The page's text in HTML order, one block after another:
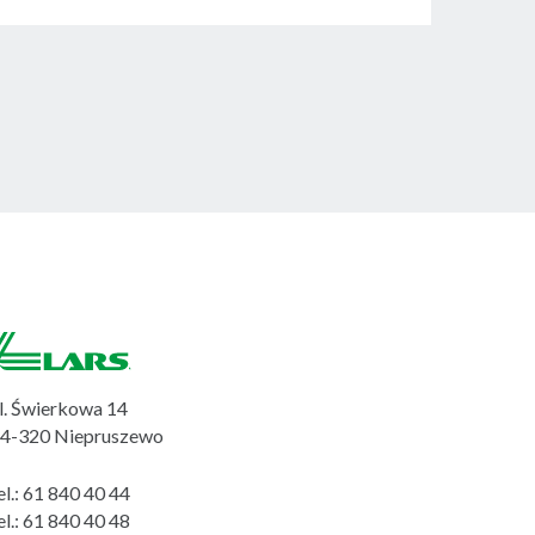
Świerkowa 14
320 Niepruszewo
61 840 40 44
61 840 40 48